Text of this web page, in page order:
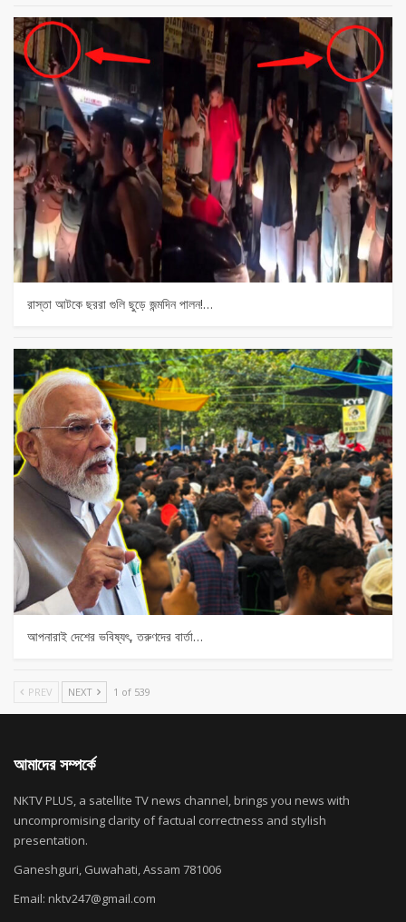
রাস্তা আটকে ছররা গুলি ছুড়ে জন্মদিন পালন!…
আপনারাই দেশের ভবিষ্যৎ, তরুণদের বার্তা…
PREV NEXT 1 of 539
আমাদের সম্পর্কে
NKTV PLUS, a satellite TV news channel, brings you news with
uncompromising clarity of factual correctness and stylish
presentation.
Ganeshguri, Guwahati, Assam 781006
Email: nktv247@gmail.com